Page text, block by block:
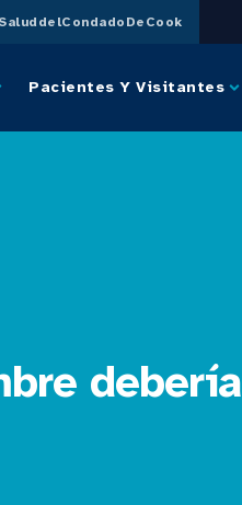
Pacientes Y Visitantes
debería